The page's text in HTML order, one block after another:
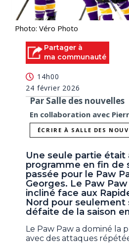
Photo: Véro Photo
Partager à
ma communauté
14h00
24 février 2026
Par Salle des nouvelles
En collaboration avec
ÉCRIRE À SALLE DES
Une seule partie était
programme en fin de
passée pour le Paw
Georges. Le Paw
incliné face aux
Nord pour seulement
défaite de la saison
Le Paw Paw a dominé la
avec des attaques